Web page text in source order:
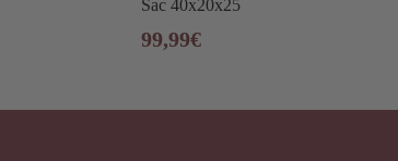
Sac 40x20x25
99,99€